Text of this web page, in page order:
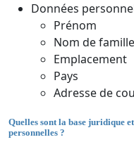
Données
Prénom
Nom de famille
Emplacement
Pays
Adresse de
Quelles sont la base juridique
personnelles ?